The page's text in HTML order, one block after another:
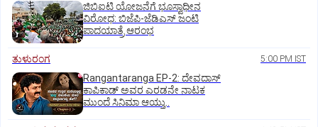
ಜಿಬಿಐಟಿ ಯೋಜನೆಗೆ ಭೂಸ್ವಾಧೀನ
ವಿರೋಧ: ಬಿಜೆಪಿ-ಜೆಡಿಎಸ್‌ ಜಂಟಿ
ಪಾದಯಾತ್ರೆ ಆರಂಭ
ತುಳುರಂಗ 5:00 PM IST
Rangantaranga EP-2: ದೇವದಾಸ್
ಕಾಪಿಕಾಡ್‌ ಅವರ ಎರಡನೇ ನಾಟಕ
ಮುಂದೆ ಸಿನಿಮಾ ಆಯ್ತು..